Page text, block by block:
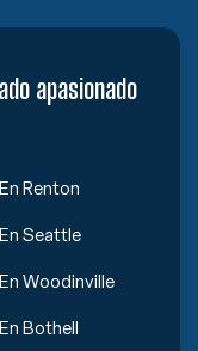
apasionado
Renton
Seattle
Woodinville
Bothell